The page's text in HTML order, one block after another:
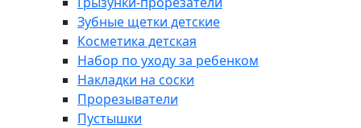
Зубные щетки детские
Косметика детская
Набор по уходу за ребенком
Накладки на соски
Прорезыватели
Пустышки